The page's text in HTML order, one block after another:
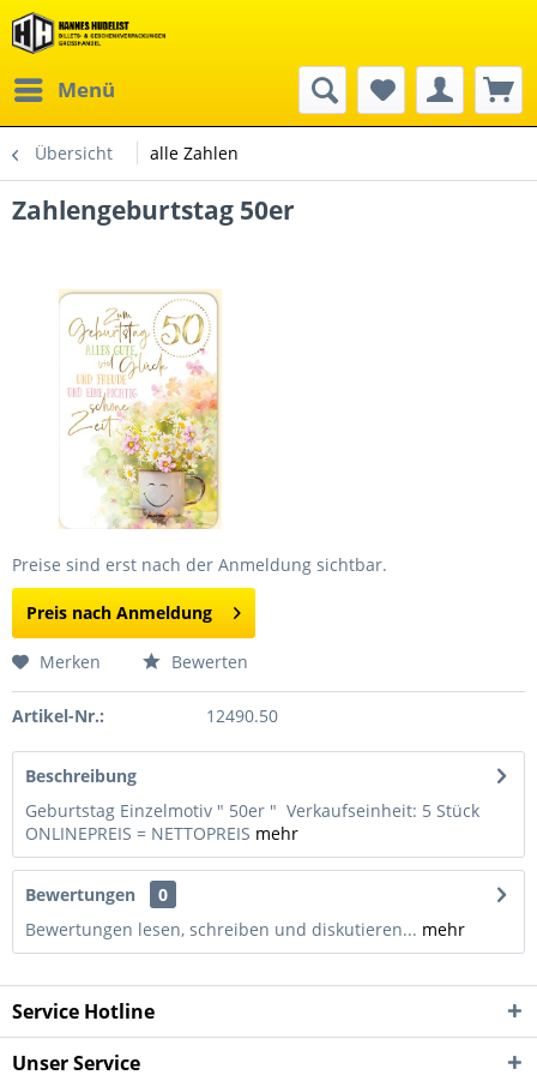
Menü
Übersicht alle Zahlen
Zahlengeburtstag 50er
Preise sind erst nach der Anmeldung sichtbar.
Preis nach Anmeldung
Merken Bewerten
Artikel-Nr.: 12490.50
Beschreibung
Geburtstag Einzelmotiv " 50er " Verkaufseinheit: 5 Stück
ONLINEPREIS = NETTOPREIS mehr
Bewertungen
0
Bewertungen lesen, schreiben und diskutieren... mehr
Service Hotline
Unser Service